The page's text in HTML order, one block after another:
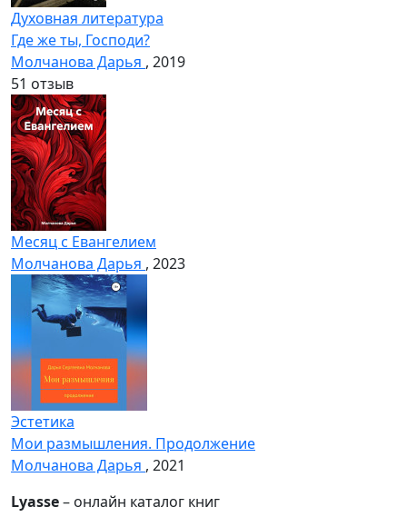
Духовная литература
Где же ты, Господи?
Молчанова Дарья , 2019
51 отзыв
Месяц с Евангелием
Молчанова Дарья , 2023
Эстетика
Мои размышления. Продолжение
Молчанова Дарья , 2021
Lyasse– онлайн каталог книг